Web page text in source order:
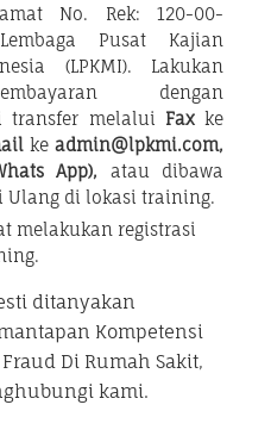
No. Rek: 120-00-
Pusat Kajian
(LPKMI). Lakukan
dengan
transfer melalui Faxke
ke admin@lpkmi.com,
App), atau dibawa
Ulang di lokasi training.
melakukan registrasi
ditanyakan
Kompetensi
Di Rumah Sakit,
kami.